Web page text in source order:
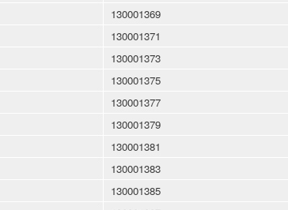
130001369
130001371
130001373
130001375
130001377
130001379
130001381
130001383
130001385